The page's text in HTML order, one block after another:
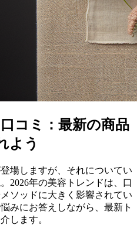
コミ：最新の商品
よう
場しますが、それについてい
2026年の美容トレンドは、口
ソッドに大きく影響されてい
みにお答えしながら、最新ト
します。